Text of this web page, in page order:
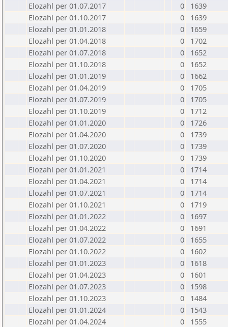
Elozahl per 01.07.2017
0
1639
Elozahl per 01.10.2017
0
1639
Elozahl per 01.01.2018
0
1659
Elozahl per 01.04.2018
0
1702
Elozahl per 01.07.2018
0
1652
Elozahl per 01.10.2018
0
1652
Elozahl per 01.01.2019
0
1662
Elozahl per 01.04.2019
0
1705
Elozahl per 01.07.2019
0
1705
Elozahl per 01.10.2019
0
1712
Elozahl per 01.01.2020
0
1726
Elozahl per 01.04.2020
0
1739
Elozahl per 01.07.2020
0
1739
Elozahl per 01.10.2020
0
1739
Elozahl per 01.01.2021
0
1714
Elozahl per 01.04.2021
0
1714
Elozahl per 01.07.2021
0
1714
Elozahl per 01.10.2021
0
1719
Elozahl per 01.01.2022
0
1697
Elozahl per 01.04.2022
0
1691
Elozahl per 01.07.2022
0
1655
Elozahl per 01.10.2022
0
1602
Elozahl per 01.01.2023
0
1618
Elozahl per 01.04.2023
0
1601
Elozahl per 01.07.2023
0
1598
Elozahl per 01.10.2023
0
1484
Elozahl per 01.01.2024
0
1543
Elozahl per 01.04.2024
0
1555